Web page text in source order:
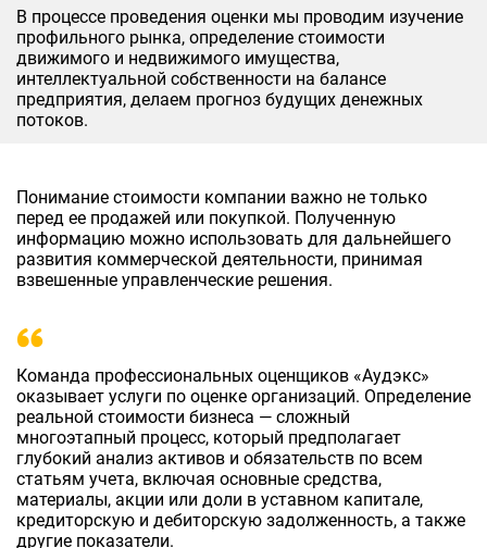
В процессе проведения оценки мы проводим изучение
профильного рынка, определение стоимости
движимого и недвижимого имущества,
интеллектуальной собственности на балансе
предприятия, делаем прогноз будущих денежных
потоков.
Понимание стоимости компании важно не только
перед ее продажей или покупкой. Полученную
информацию можно использовать для дальнейшего
развития коммерческой деятельности, принимая
взвешенные управленческие решения.
Команда профессиональных оценщиков «Аудэкс»
оказывает услуги по оценке организаций. Определение
реальной стоимости бизнеса — сложный
многоэтапный процесс, который предполагает
глубокий анализ активов и обязательств по всем
статьям учета, включая основные средства,
материалы, акции или доли в уставном капитале,
кредиторскую и дебиторскую задолженность, а также
другие показатели.